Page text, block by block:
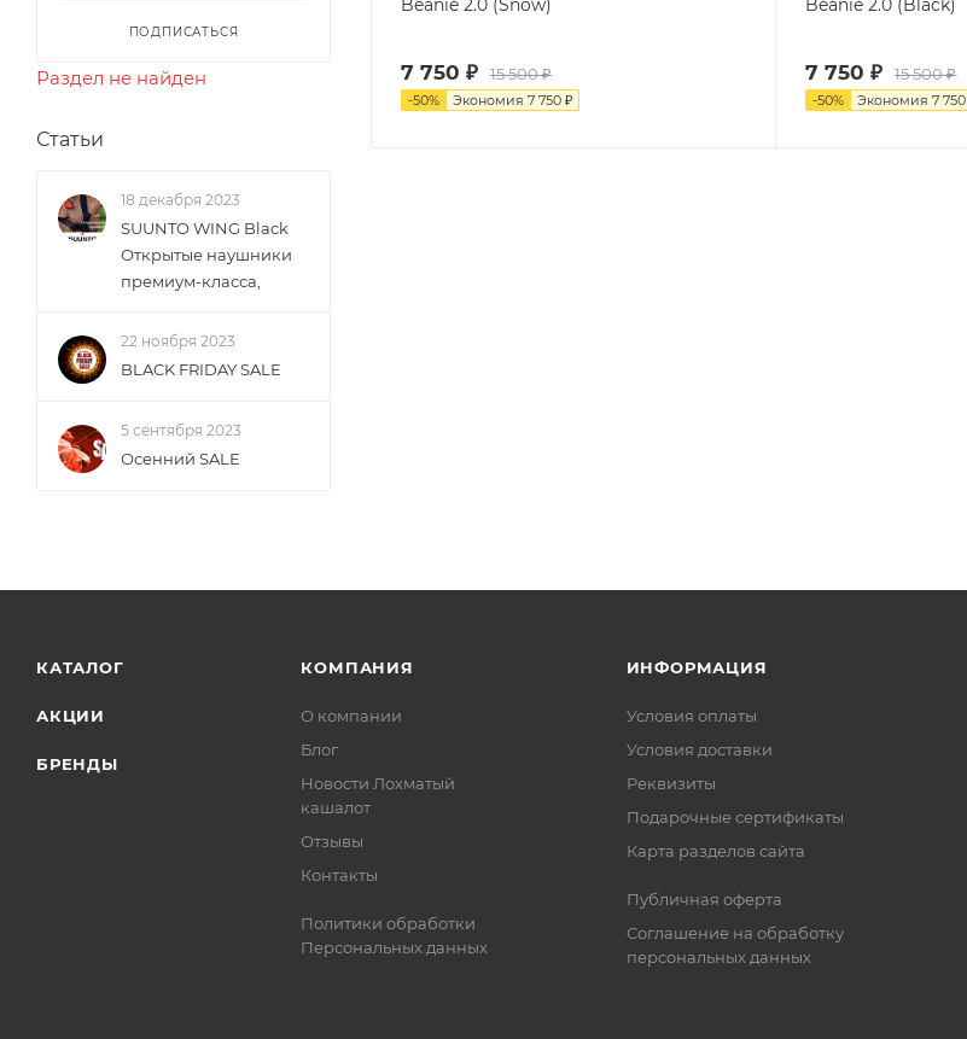
Beanie 2.0 (Snow)
7 750 ₽ 15 500₽
-50% Экономия 7 750 ₽
Beanie 2.0 (Black)
7 750 ₽ 15 500₽
-50% Экономия7 750
ПОДПИСАТЬСЯ
Раздел не найден
Статьи
18 декабря 2023
SUUNTO WING Black
Открытые наушники
премиум-класса,
22 ноября 2023
BLACK FRIDAY SALE
5 сентября 2023
Осенний SALE
КАТАЛОГ
АКЦИИ
БРЕНДЫ
КОМПАНИЯ
О компании
Блог
Новости Лохматый
кашалот
Отзывы
Контакты
Политики обработки
Персональных данных
ИНФОРМАЦИЯ
Условия оплаты
Условия доставки
Реквизиты
Подарочные сертификаты
Карта разделов сайта
Публичная оферта
Соглашение на обработку
персональных данных